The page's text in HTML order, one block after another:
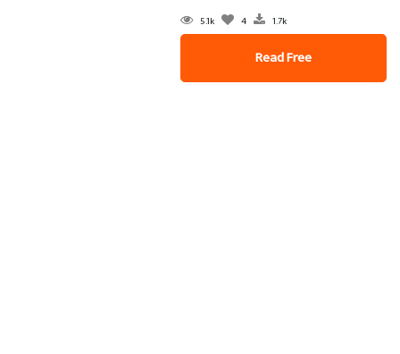
5.1k 4 1.7k
Read Free